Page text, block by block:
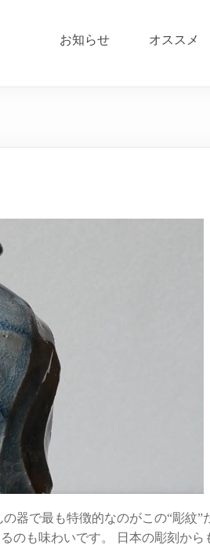
お知らせ オススメ
器で最も特徴的なのがこの“彫紋”
のも味わいです。 日本の彫刻から